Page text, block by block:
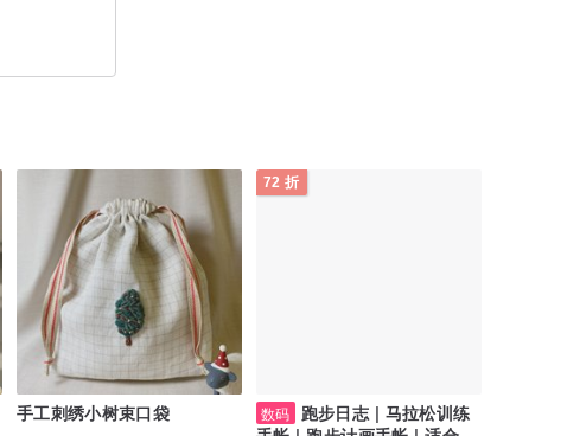
手工刺绣小树束口袋
72 折
数码
跑步日志 | 马拉松训练